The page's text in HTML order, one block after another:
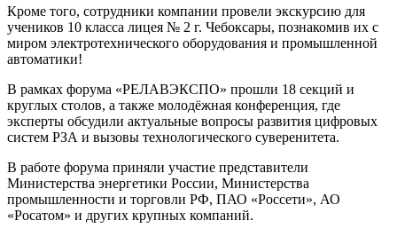
Кроме того, сотрудники компании провели экскурсию для
учеников 10 класса лицея № 2 г. Чебоксары, познакомив их с
миром электротехнического оборудования и промышленной
автоматики!
В рамках форума «РЕЛАВЭКСПО» прошли 18 секций и
круглых столов, а также молодёжная конференция, где
эксперты обсудили актуальные вопросы развития цифровых
систем РЗА и вызовы технологического суверенитета.
В работе форума приняли участие представители
Министерства энергетики России, Министерства
промышленности и торговли РФ, ПАО «Россети», АО
«Росатом» и других крупных компаний.